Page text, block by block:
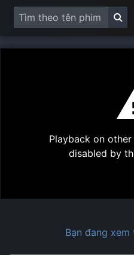
Playback on
disabled by
Bạn đang